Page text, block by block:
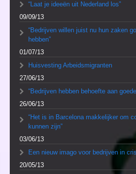
“Laat je ideeën uit Nederland los”
09/09/13
“Bedrijven willen juist nu hun zaken
hebben”
01/07/13
Huisvesting Arbeidsmigranten
27/06/13
“Bedrijven hebben behoefte aan
26/06/13
“Het is in Barcelona makkelijker om
kunnen zijn”
03/06/13
Een nieuw imago voor bedrijven in
20/05/13